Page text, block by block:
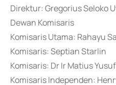
Direktur: Gregorius Seloko
Dewan Komisaris
Komisaris Utama: Rahayu
Komisaris: Septian Starlin
Komisaris: Dr Ir Matius
Komisaris Independen: